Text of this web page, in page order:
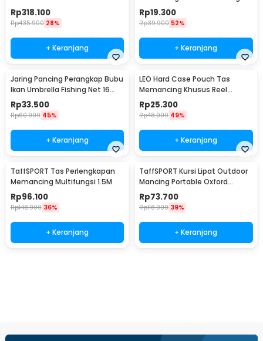
Rp318.100
Rp435.900 28%
+ Keranjang
Net 5 Hole
Rp19.300
Rp39.900 52%
+ Keranjang
Jaring Pancing Perangkap Bubu
Ikan Umbrella Fishing Net 16
Holes - H14572
Rp33.500
Rp60.900 45%
+ Keranjang
LEO Hard Case Pouch Tas
Memancing Khusus Reel
Pancing - F-49
Rp25.300
Rp48.900 49%
+ Keranjang
TaffSPORT Tas Perlengkapan
Memancing Multifungsi 1.5M
Rp96.100
Rp148.900 36%
+ Keranjang
TaffSPORT Kursi Lipat Outdoor
Mancing Portable Oxford
Folding Chair - YYY002
Rp73.700
Rp118.900 39%
+ Keranjang